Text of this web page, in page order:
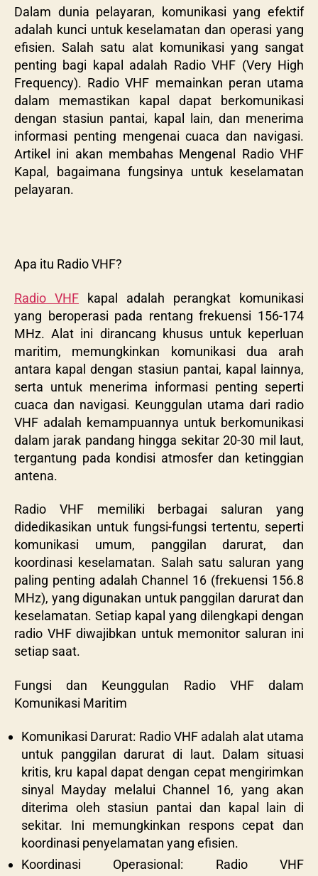
Dalam dunia pelayaran, komunikasi yang efektif
adalah kunci untuk keselamatan dan operasi yang
efisien. Salah satu alat komunikasi yang sangat
penting bagi kapal adalah Radio VHF (Very High
Frequency). Radio VHF memainkan peran utama
dalam memastikan kapal dapat berkomunikasi
dengan stasiun pantai, kapal lain, dan menerima
informasi penting mengenai cuaca dan navigasi.
Artikel ini akan membahas Mengenal Radio VHF
Kapal, bagaimana fungsinya untuk keselamatan
pelayaran.
Apa itu Radio VHF?
Radio VHF kapal adalah perangkat komunikasi
yang beroperasi pada rentang frekuensi 156-174
MHz. Alat ini dirancang khusus untuk keperluan
maritim, memungkinkan komunikasi dua arah
antara kapal dengan stasiun pantai, kapal lainnya,
serta untuk menerima informasi penting seperti
cuaca dan navigasi. Keunggulan utama dari radio
VHF adalah kemampuannya untuk berkomunikasi
dalam jarak pandang hingga sekitar 20-30 mil laut,
tergantung pada kondisi atmosfer dan ketinggian
antena.
Radio VHF memiliki berbagai saluran yang
didedikasikan untuk fungsi-fungsi tertentu, seperti
komunikasi umum, panggilan darurat, dan
koordinasi keselamatan. Salah satu saluran yang
paling penting adalah Channel 16 (frekuensi 156.8
MHz), yang digunakan untuk panggilan darurat dan
keselamatan. Setiap kapal yang dilengkapi dengan
radio VHF diwajibkan untuk memonitor saluran ini
setiap saat.
Fungsi dan Keunggulan Radio VHF dalam
Komunikasi Maritim
Komunikasi Darurat: Radio VHF adalah alat utama
untuk panggilan darurat di laut. Dalam situasi
kritis, kru kapal dapat dengan cepat mengirimkan
sinyal Mayday melalui Channel 16, yang akan
diterima oleh stasiun pantai dan kapal lain di
sekitar. Ini memungkinkan respons cepat dan
koordinasi penyelamatan yang efisien.
Koordinasi Operasional: Radio VHF